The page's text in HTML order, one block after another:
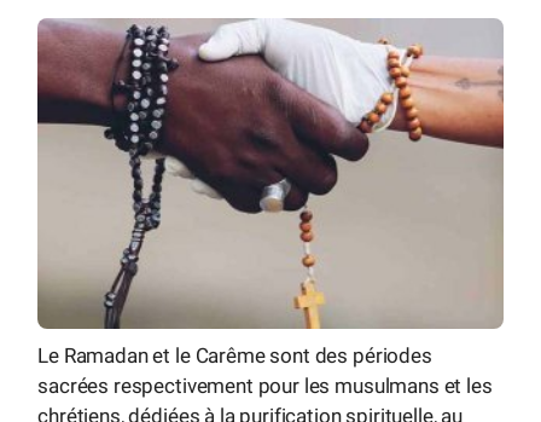
Le Ramadan et le Carême sont des périodes
sacrées respectivement pour les musulmans et les
chrétiens, dédiées à la purification spirituelle, au